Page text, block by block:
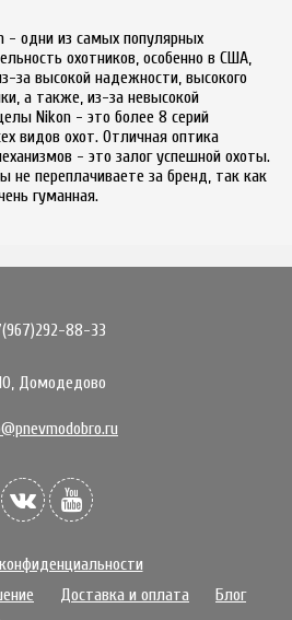
- одни из самых популярных
охотников, особенно в США,
за высокой надежности, высокого
а также, из-за невысокой
Nikon - это более 8 серий
видов охот. Отличная оптика
- это залог успешной охоты.
не переплачиваете за бренд, так как
гуманная.
88-33
Домодедово
Доставка и оплата
Блог